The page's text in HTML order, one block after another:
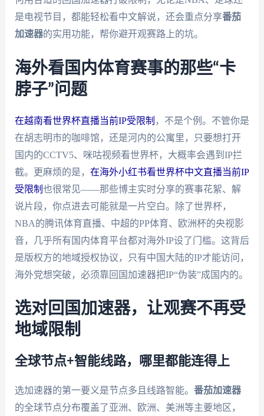
是电视节目，都能轻松看中文解说，还会重点分享番茄
加速器的实用功能，帮你避开观赛路上的坑。
海外看国内体育赛事的那些“卡
脖子”问题
在越南看世界杯直播当前IP受限制 ，不是个例。不管你是
在胡志明市的咖啡馆，还是河内的公寓里，只要想打开
国内的CCTV5、咪咕视频看世界杯，大概率会遇到IP拦
截。更麻烦的是， 在海外小红书看世界杯中文直播当前IP
受限制 也很常见——那些博主实时分享的赛事花絮、解
说片段，你点进去可能就是一片空白。除了世界杯，
NBA的腾讯体育直播、中超的PP体育、欧洲杯的央视影
音，几乎所有国内体育平台都对海外IP设了门槛。这背后
是版权方的地域授权协议，只有中国大陆的IP才能访问，
海外党想突破，必须靠回国加速器把IP“伪装”成国内的。
选对回国加速器，让观赛不再受
地域限制
全球节点+智能线路，哪里都能连得上
选加速器的第一要义是节点多且线路智能。 番茄加速器
的全球节点分布覆盖了亚洲、欧洲、美洲等主要地区，